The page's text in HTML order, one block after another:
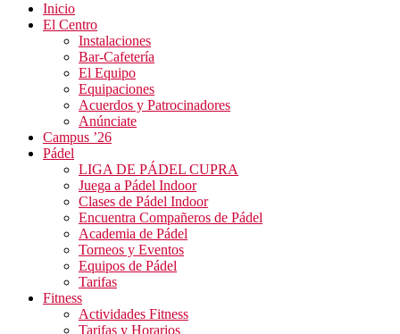
Inicio
El Centro
Instalaciones
Bar-Cafetería
El Equipo
Equipaciones
Acuerdos y Patrocinadores
Anúnciate
Campus ’26
Pádel
LIGA DE PÁDEL CUPRA
Juega a Pádel Indoor
Clases de Pádel Indoor
Encuentra Compañeros de Pádel
Academia de Pádel
Torneos y Eventos
Equipos de Pádel
Tarifas
Fitness
Actividades Fitness
Tarifas y Horarios